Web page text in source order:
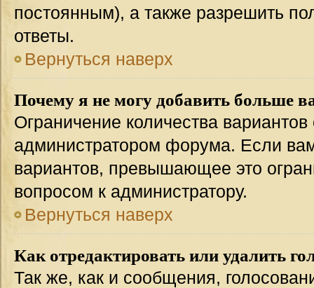
постоянным), а также разрешить
ответы.
Вернуться наверх
Почему я не могу добавить больше
Ограничение количества вариантов
администратором форума. Если
вариантов, превышающее это
вопросом к администратору.
Вернуться наверх
Как отредактировать или удалить
Так же, как и сообщения,